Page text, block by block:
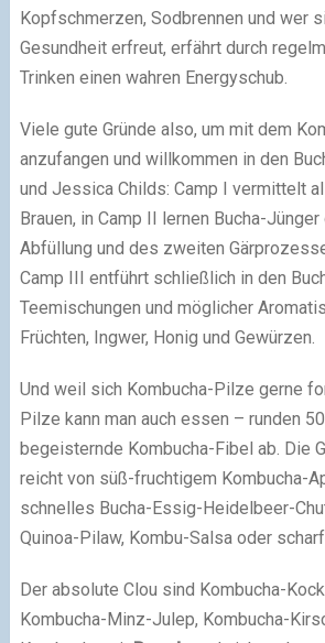
Kopfschmerzen, Sodbrennen und wer
Gesundheit erfreut, erfährt durch
Trinken einen wahren Energyschub.
Viele gute Gründe also, um mit dem
anzufangen und willkommen in den
und Jessica Childs: Camp I vermittelt
Brauen, in Camp II lernen Bucha-
Abfüllung und des zweiten
Camp III entführt schließlich in den
Teemischungen und möglicher
Früchten, Ingwer, Honig und Gewürzen.
Und weil sich Kombucha-Pilze gerne
Pilze kann man auch essen – runden
begeisternde Kombucha-Fibel ab. Die
reicht von süß-fruchtigem Kombucha-
schnelles Bucha-Essig-Heidelbeer-
Quinoa-Pilaw, Kombu-Salsa oder
Der absolute Clou sind Kombucha-
Kombucha-Minz-Julep, Kombucha-